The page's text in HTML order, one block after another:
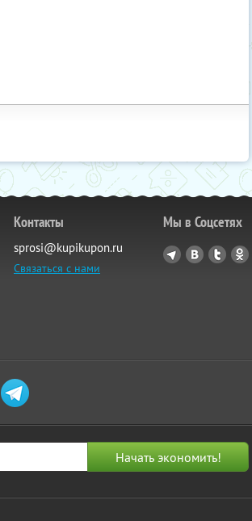
Контакты
sprosi@kupikupon.ru
Связаться с нами
Мы в Соцсетях